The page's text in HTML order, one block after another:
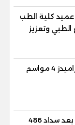
كلية الطب
وتعزيز
مواسم
الإفراج عن إبراهيم سعيد بعد سداد 486